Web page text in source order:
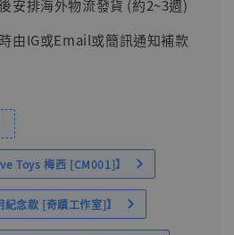
安排海外物流發貨 (約2~3週)
由IG或Email或簡訊通知補款
Toys 梅西 [CM001]】
念款 [奇蹟工作室]】